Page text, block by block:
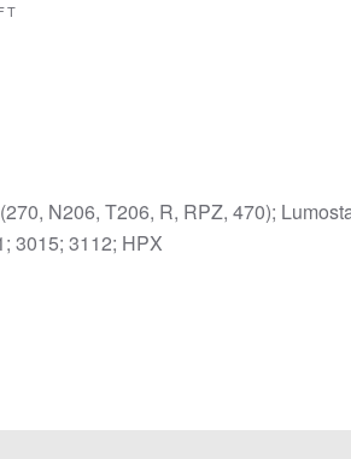
N206, T206, R, RPZ, 470);
3015; 3112; HPX